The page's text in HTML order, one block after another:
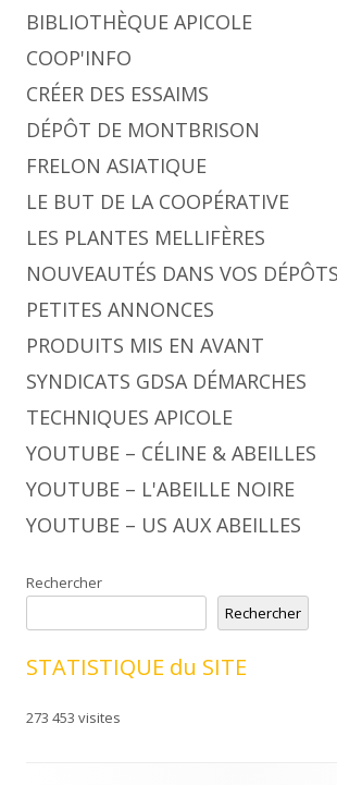
BIBLIOTHÈQUE APICOLE
COOP'INFO
CRÉER DES ESSAIMS
DÉPÔT DE MONTBRISON
FRELON ASIATIQUE
LE BUT DE LA COOPÉRATIVE
LES PLANTES MELLIFÈRES
NOUVEAUTÉS DANS VOS DÉPÔTS
PETITES ANNONCES
PRODUITS MIS EN AVANT
SYNDICATS GDSA DÉMARCHES
TECHNIQUES APICOLE
YOUTUBE – CÉLINE & ABEILLES
YOUTUBE – L'ABEILLE NOIRE
YOUTUBE – US AUX ABEILLES
Rechercher
Rechercher
STATISTIQUE du SITE
273 453 visites